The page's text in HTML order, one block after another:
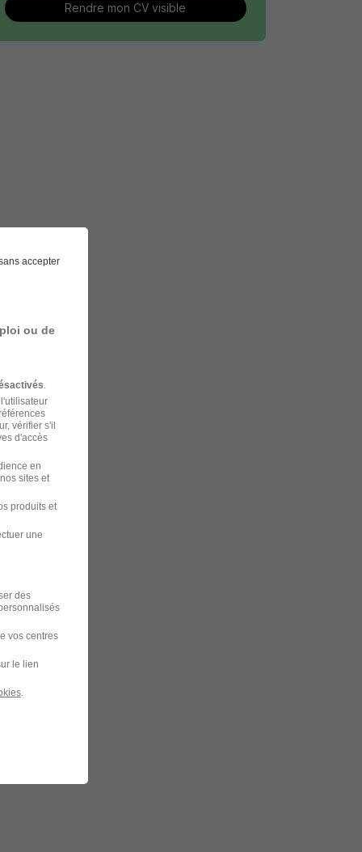
Rendre mon CV visible
accepter
ou de
.
vérifier s'il
d'accès
en
sites et
produits et
une
des
vos centres
le lien
.